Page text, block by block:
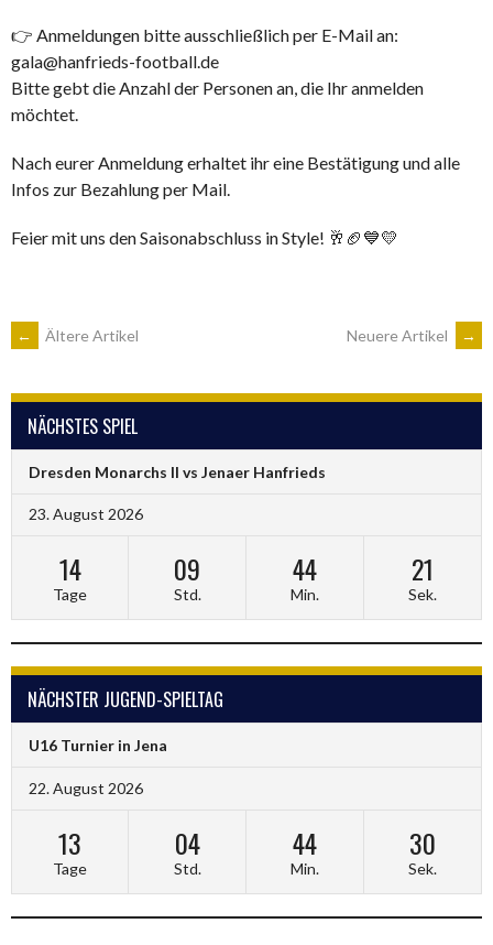
👉 Anmeldungen bitte ausschließlich per E-Mail an:
gala@hanfrieds-football.de
Bitte gebt die Anzahl der Personen an, die Ihr anmelden
möchtet.
Nach eurer Anmeldung erhaltet ihr eine Bestätigung und alle
Infos zur Bezahlung per Mail.
Feier mit uns den Saisonabschluss in Style! 🥂🏈💙💛
BEITRAGSNAVIGATION
← Ältere Artikel Neuere Artikel →
NÄCHSTES SPIEL
Dresden Monarchs II vs Jenaer Hanfrieds
23. August 2026
14
Tage
09
Std.
44
Min.
20
Sek.
NÄCHSTER JUGEND-SPIELTAG
U16 Turnier in Jena
22. August 2026
13
Tage
04
Std.
44
Min.
29
Sek.